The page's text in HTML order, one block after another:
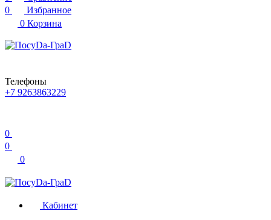
0
Избранное
0 Корзина
Телефоны
+7 9263863229
0
0
0
Кабинет